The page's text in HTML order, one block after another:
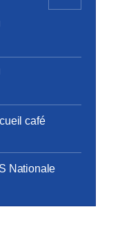
café
Nationale